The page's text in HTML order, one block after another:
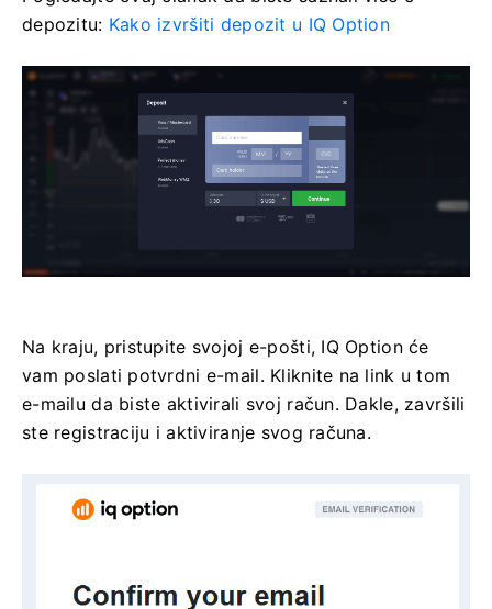
depozitu: Kako izvršiti depozit u IQ Option
Na kraju, pristupite svojoj e-pošti, IQ Option će
vam poslati potvrdni e-mail. Kliknite na link u tom
e-mailu da biste aktivirali svoj račun. Dakle, završili
ste registraciju i aktiviranje svog računa.